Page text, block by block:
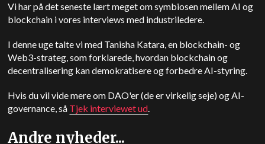
Vi har på det seneste lært meget om symbiosen mellem AI og
blockchain i vores interviews med industriledere.
I denne uge talte vi med Tanisha Katara, en blockchain- og
Web3-strateg, som forklarede, hvordan blockchain og
decentralisering kan demokratisere og forbedre AI-styring.
Hvis du vil vide mere om DAO'er (de er virkelig seje) og AI-
governance, så Tjek interviewet ud.
Andre nyheder...